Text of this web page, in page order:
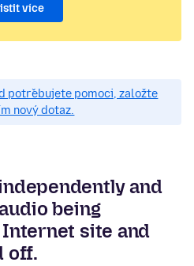
více
potřebujete pomoci, založte
nový dotaz.
and
being
site and
off.